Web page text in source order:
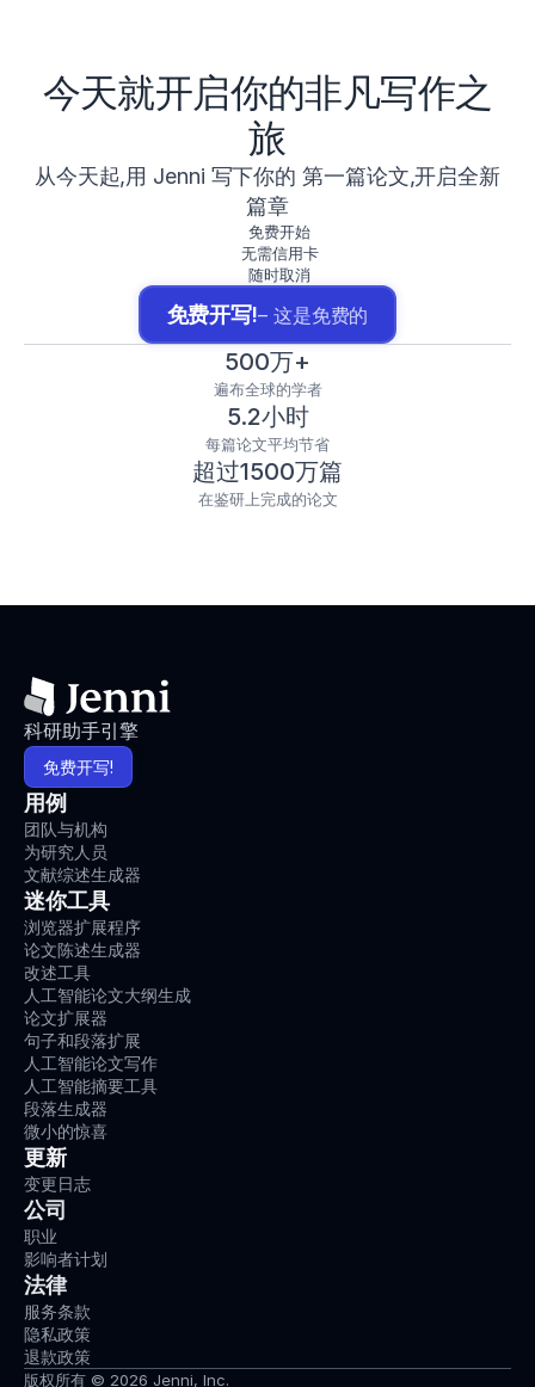
今天就开启你的非凡写作之
旅
从今天起,用 Jenni 写下你的 第一篇论文,开启全新
篇章
免费开始
无需信用卡
随时取消
免费开写!– 这是免费的
500万+
遍布全球的学者
5.2小时
每篇论文平均节省
超过1500万篇
在鉴研上完成的论文
科研助手引擎
免费开写!
用例
团队与机构
为研究人员
文献综述生成器
迷你工具
浏览器扩展程序
论文陈述生成器
改述工具
人工智能论文大纲生成
论文扩展器
句子和段落扩展
人工智能论文写作
人工智能摘要工具
段落生成器
微小的惊喜
更新
变更日志
公司
职业
影响者计划
法律
服务条款
隐私政策
退款政策
版权所有 © 2026 Jenni, Inc.